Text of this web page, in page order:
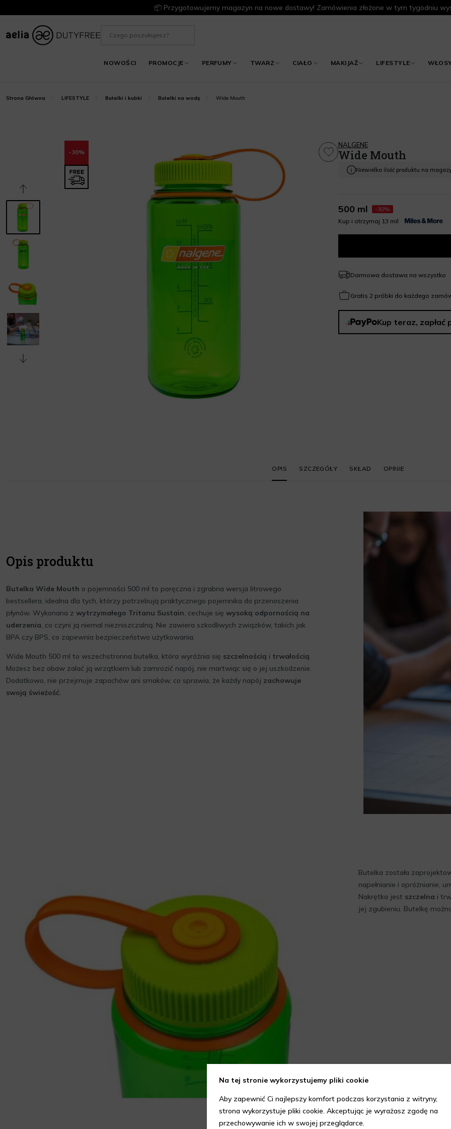
📦 Przygotowujemy magazyn na nowe dostawy! Zamówienia złożone w tym tygodniu
NOWOŚCI PROMOCJE PERFUMY TWARZ CIAŁO MAKIJAŻ LIFESTYLE
Strona Główna LIFESTYLE Butelki i kubki Butelki na wodę Wide Mouth
-30%
NALGENE
Wide Mouth
Niewielka ilość produktu na
500 ml
-30%
Kup i otrzymaj 13 mil
Darmowa dostawa na wszystko
Gratis 2 próbki do każdego
Kup teraz, zapłać
OPIS SZCZEGÓŁY SKŁAD OPINIE
Opis produktu
Butelka Wide Mouth o pojemności 500 ml to poręczna i zgrabna wersja litrowego
bestsellera, idealna dla tych, którzy potrzebują praktycznego pojemnika do przenoszenia
płynów. Wykonana z wytrzymałego Tritanu Sustain, cechuje się wysoką odpornością na
uderzenia, co czyni ją niemal niezniszczalną. Nie zawiera szkodliwych związków, takich jak
BPA czy BPS, co zapewnia bezpieczeństwo użytkowania.
Wide Mouth 500 ml to wszechstronna butelka, która wyróżnia się szczelnością i trwałością.
Możesz bez obaw zalać ją wrzątkiem lub zamrozić napój, nie martwiąc się o jej uszkodzenie.
Dodatkowo, nie przejmuje zapachów ani smaków, co sprawia, że każdy napój zachowuje
swoją świeżość.
Butelka została
napełnianie i opróżnianie,
Nakrętka jest szczelna i
jej zgubieniu. Butelkę
Na tej stronie wykorzystujemy pliki cookie
Aby zapewnić Ci najlepszy komfort podczas korzystania z witryny,
strona wykorzystuje pliki cookie. Akceptując je wyrażasz zgodę na
przechowywanie ich w swojej przeglądarce.